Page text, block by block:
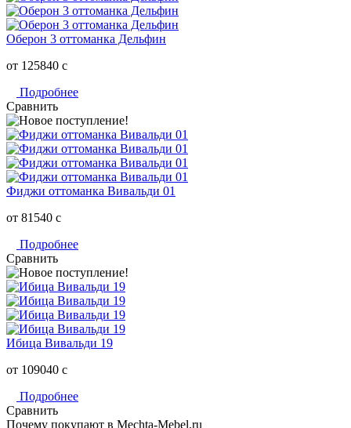
Оберон 3 оттоманка Дельфин
от 125840 c
Подробнее
Сравнить
Фиджи оттоманка Вивальди 01
от 81540 c
Подробнее
Сравнить
Ибица Вивальди 19
от 109040 c
Подробнее
Сравнить
Почему покупают в Mechta-Mebel.ru